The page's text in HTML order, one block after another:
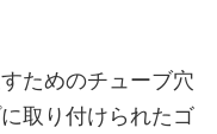
ためのチューブ穴
取り付けられたゴ